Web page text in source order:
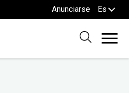
Anunciarse Es